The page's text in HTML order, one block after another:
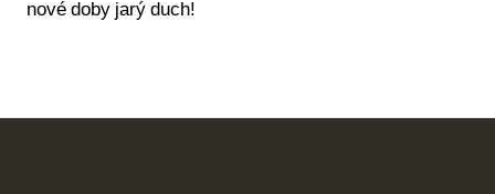
nové doby jarý duch!